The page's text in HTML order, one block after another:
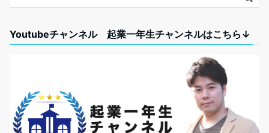
Youtubeチャンネル 起業一年生チャンネルはこちら↓